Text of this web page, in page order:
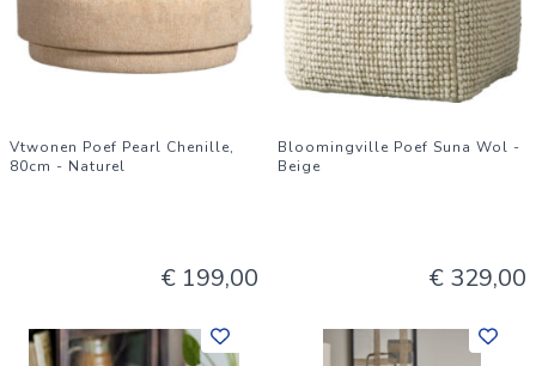
Vtwonen Poef Pearl Chenille,
80cm - Naturel
€ 199,00
Bloomingville Poef Suna Wol -
Beige
€ 329,00